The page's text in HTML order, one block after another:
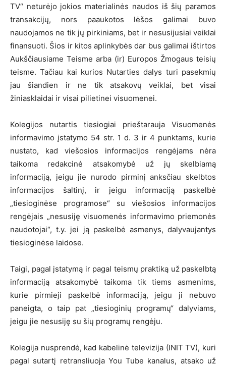
TV“ neturėjo jokios materialinės naudos iš šių paramos
transakcijų, nors paaukotos lėšos galimai buvo
naudojamos ne tik jų pirkiniams, bet ir nesusijusiai veiklai
finansuoti. Šios ir kitos aplinkybės dar bus galimai ištirtos
Aukščiausiame Teisme arba (ir) Europos Žmogaus teisių
teisme. Tačiau kai kurios Nutarties dalys turi pasekmių
jau šiandien ir ne tik atsakovų veiklai, bet visai
žiniasklaidai ir visai pilietinei visuomenei.
Kolegijos nutartis tiesiogiai prieštarauja Visuomenės
informavimo įstatymo 54 str. 1 d. 3 ir 4 punktams, kurie
nustato, kad viešosios informacijos rengėjams nėra
taikoma redakcinė atsakomybė už jų skelbiamą
informaciją, jeigu jie nurodo pirminį anksčiau skelbtos
informacijos šaltinį, ir jeigu informaciją paskelbė
„tiesioginėse programose“ su viešosios informacijos
rengėjais „nesusiję visuomenės informavimo priemonės
naudotojai“, t.y. jei ją paskelbė asmenys, dalyvaujantys
tiesioginėse laidose.
Taigi, pagal įstatymą ir pagal teismų praktiką už paskelbtą
informaciją atsakomybė taikoma tik tiems asmenims,
kurie pirmieji paskelbė informaciją, jeigu ji nebuvo
paneigta, o taip pat „tiesioginių programų“ dalyviams,
jeigu jie nesusiję su šių programų rengėju.
Kolegija nusprendė, kad kabelinė televizija (INIT TV), kuri
pagal sutartį retransliuoja You Tube kanalus, atsako už